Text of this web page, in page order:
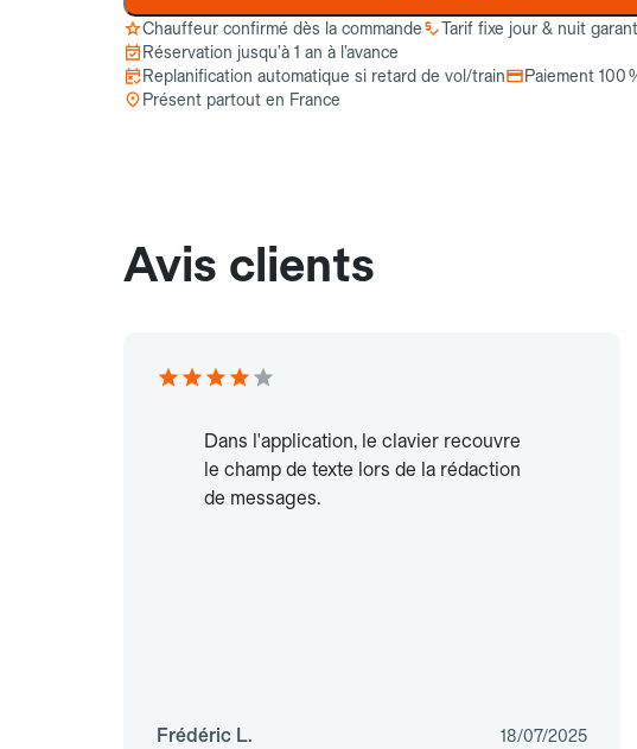
Chauffeur confirmé dès la commande
Tarif fixe jour & nuit
Réservation jusqu’à 1 an à l’avance
Replanification automatique si retard de vol/train
Paiement 100
Présent partout en France
Avis clients
Dans l'application, le clavier recouvre
le champ de texte lors de la rédaction
de messages.
Frédéric L. 18/07/2025